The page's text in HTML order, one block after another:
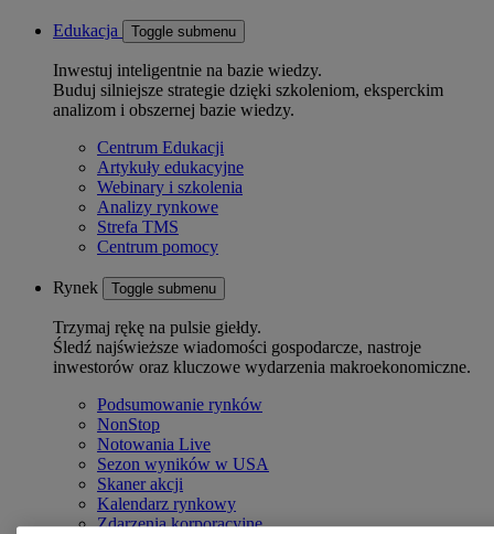
Edukacja Toggle submenu
Inwestuj inteligentnie na bazie wiedzy.
Buduj silniejsze strategie dzięki szkoleniom, eksperckim
analizom i obszernej bazie wiedzy.
Centrum Edukacji
Artykuły edukacyjne
Webinary i szkolenia
Analizy rynkowe
Strefa TMS
Centrum pomocy
Rynek Toggle submenu
Trzymaj rękę na pulsie giełdy.
Śledź najświeższe wiadomości gospodarcze, nastroje
inwestorów oraz kluczowe wydarzenia makroekonomiczne.
Podsumowanie rynków
NonStop
Notowania Live
Sezon wyników w USA
Skaner akcji
Kalendarz rynkowy
Zdarzenia korporacyjne